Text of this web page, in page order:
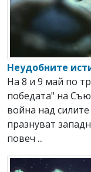
Неудобните
На 8 и 9 май по
победата" на
война над
празнуват
повеч ...